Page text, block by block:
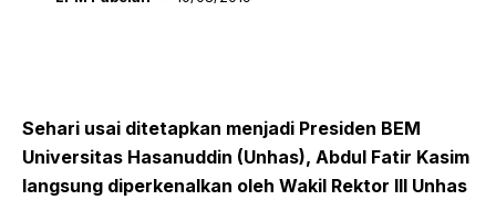
Sehari usai ditetapkan menjadi Presiden BEM
Universitas Hasanuddin (Unhas), Abdul Fatir Kasim
langsung diperkenalkan oleh Wakil Rektor III Unhas